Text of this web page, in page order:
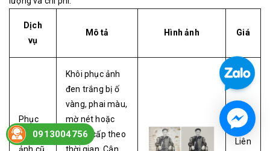
Dịch
vụ
Mô tả Hình ảnh Giá
Phục
hồi
Khôi phục ảnh
đen trắng bị ố
vàng, phai màu,
mờ nét hoặc
xuống cấp theo
Liên
0913004756